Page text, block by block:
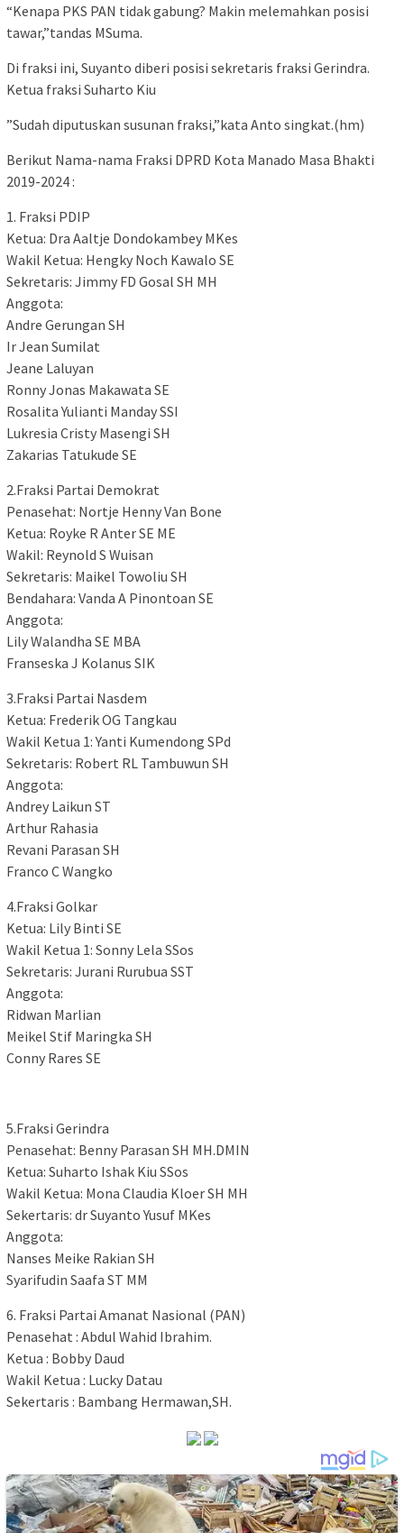
“Kenapa PKS PAN tidak gabung? Makin melemahkan posisi
tawar,”tandas MSuma.
Di fraksi ini, Suyanto diberi posisi sekretaris fraksi Gerindra.
Ketua fraksi Suharto Kiu
”Sudah diputuskan susunan fraksi,”kata Anto singkat.(hm)
Berikut Nama-nama Fraksi DPRD Kota Manado Masa Bhakti
2019-2024 :
1. Fraksi PDIP
Ketua: Dra Aaltje Dondokambey MKes
Wakil Ketua: Hengky Noch Kawalo SE
Sekretaris: Jimmy FD Gosal SH MH
Anggota:
Andre Gerungan SH
Ir Jean Sumilat
Jeane Laluyan
Ronny Jonas Makawata SE
Rosalita Yulianti Manday SSI
Lukresia Cristy Masengi SH
Zakarias Tatukude SE
2.Fraksi Partai Demokrat
Penasehat: Nortje Henny Van Bone
Ketua: Royke R Anter SE ME
Wakil: Reynold S Wuisan
Sekretaris: Maikel Towoliu SH
Bendahara: Vanda A Pinontoan SE
Anggota:
Lily Walandha SE MBA
Franseska J Kolanus SIK
3.Fraksi Partai Nasdem
Ketua: Frederik OG Tangkau
Wakil Ketua 1: Yanti Kumendong SPd
Sekretaris: Robert RL Tambuwun SH
Anggota:
Andrey Laikun ST
Arthur Rahasia
Revani Parasan SH
Franco C Wangko
4.Fraksi Golkar
Ketua: Lily Binti SE
Wakil Ketua 1: Sonny Lela SSos
Sekretaris: Jurani Rurubua SST
Anggota:
Ridwan Marlian
Meikel Stif Maringka SH
Conny Rares SE
5.Fraksi Gerindra
Penasehat: Benny Parasan SH MH.DMIN
Ketua: Suharto Ishak Kiu SSos
Wakil Ketua: Mona Claudia Kloer SH MH
Sekertaris: dr Suyanto Yusuf MKes
Anggota:
Nanses Meike Rakian SH
Syarifudin Saafa ST MM
6. Fraksi Partai Amanat Nasional (PAN)
Penasehat : Abdul Wahid Ibrahim.
Ketua : Bobby Daud
Wakil Ketua : Lucky Datau
Sekertaris : Bambang Hermawan,SH.